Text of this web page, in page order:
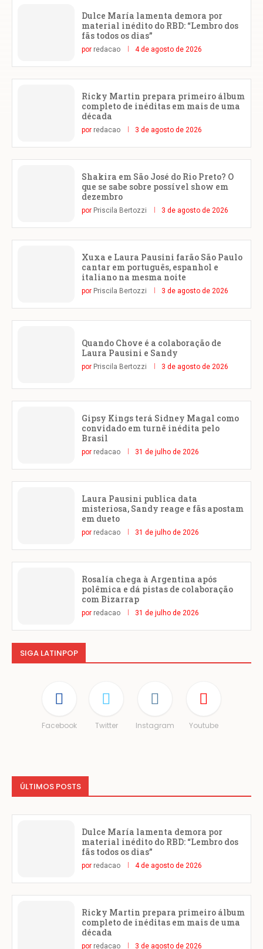
Dulce María lamenta demora por
material inédito do RBD: “Lembro dos
fãs todos os dias”
por redacao 4 de agosto de 2026
Ricky Martin prepara primeiro álbum
completo de inéditas em mais de uma
década
por redacao 3 de agosto de 2026
Shakira em São José do Rio Preto? O
que se sabe sobre possível show em
dezembro
por Priscila Bertozzi 3 de agosto de 2026
Xuxa e Laura Pausini farão São Paulo
cantar em português, espanhol e
italiano na mesma noite
por Priscila Bertozzi 3 de agosto de 2026
Quando Chove é a colaboração de
Laura Pausini e Sandy
por Priscila Bertozzi 3 de agosto de 2026
Gipsy Kings terá Sidney Magal como
convidado em turnê inédita pelo
Brasil
por redacao 31 de julho de 2026
Laura Pausini publica data
misteriosa, Sandy reage e fãs apostam
em dueto
por redacao 31 de julho de 2026
Rosalía chega à Argentina após
polêmica e dá pistas de colaboração
com Bizarrap
por redacao 31 de julho de 2026
SIGA LATINPOP
Facebook Twitter Instagram Youtube
ÚLTIMOS POSTS
Dulce María lamenta demora por
material inédito do RBD: “Lembro dos
fãs todos os dias”
por redacao 4 de agosto de 2026
Ricky Martin prepara primeiro álbum
completo de inéditas em mais de uma
década
por redacao 3 de agosto de 2026